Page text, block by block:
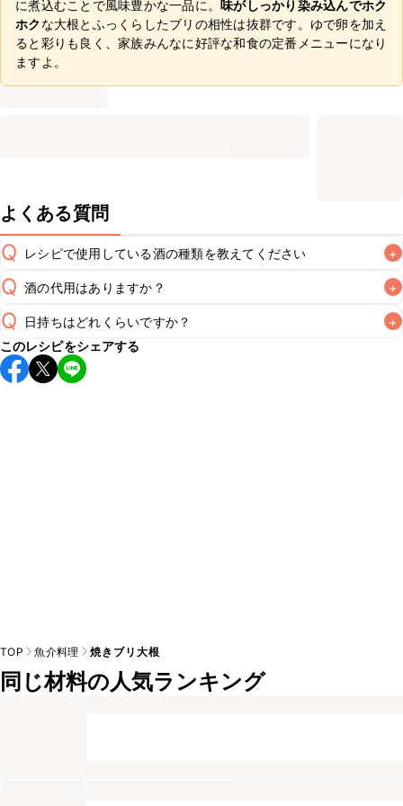
に煮込むことで風味豊かな一品に。
味がしっかり染み込んでホク
ホク な大根とふっくらしたブリの相性は抜群です。ゆで卵を加え
ると彩りも良く、家族みんなに好評な和食の定番メニューになり
ますよ。
よくある質問
Q レシピで使用している酒の種類を教えてください +
A
Q 酒の代用はありますか？ +
A
Q 日持ちはどれくらいですか？ +
保存期間は冷蔵で翌日中が目安です。なるべくお早めにお召
し上がりください。
このレシピをシェアする
TOP 魚介料理 焼きブリ大根
同じ材料の人気ランキング